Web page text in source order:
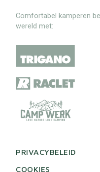
Comfortabel kamperen
wereld met:
PRIVACYBELEID
COOKIES